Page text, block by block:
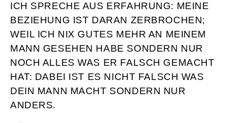
ICH SPRECHE AUS ERFAHRUNG: MEINE
BEZIEHUNG IST DARAN ZERBROCHEN;
WEIL ICH NIX GUTES MEHR AN MEINEM
MANN GESEHEN HABE SONDERN NUR
NOCH ALLES WAS ER FALSCH GEMACHT
HAT: DABEI IST ES NICHT FALSCH WAS
DEIN MANN MACHT SONDERN NUR
ANDERS.